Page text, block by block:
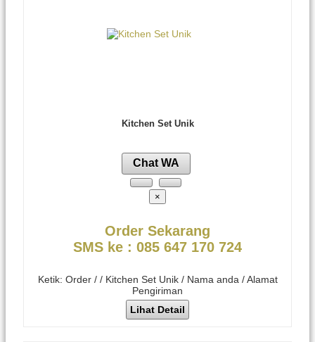
Kitchen Set Unik
Chat WA
×
Order Sekarang
SMS ke : 085 647 170 724
Ketik: Order / / Kitchen Set Unik / Nama anda / Alamat
Pengiriman
Lihat Detail